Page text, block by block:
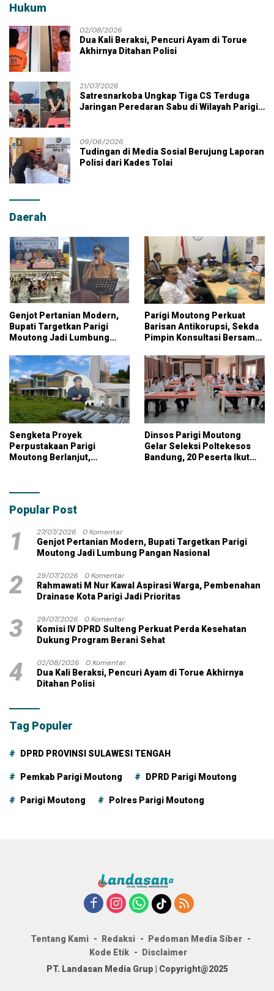
Hukum
02/08/2026
Dua Kali Beraksi, Pencuri Ayam di Torue
Akhirnya Ditahan Polisi
21/07/2026
Satresnarkoba Ungkap Tiga CS Terduga
Jaringan Peredaran Sabu di Wilayah Parigi
09/06/2026
Tudingan di Media Sosial Berujung Laporan
Polisi dari Kades Tolai
Daerah
Genjot Pertanian Modern,
Bupati Targetkan Parigi
Moutong Jadi Lumbung
Parigi Moutong Perkuat
Barisan Antikorupsi, Sekda
Pimpin Konsultasi Bersama
Sengketa Proyek
Perpustakaan Parigi
Moutong Berlanjut,
dengan Dana Pribadi
Dinsos Parigi Moutong
Gelar Seleksi Poltekesos
Bandung, 20 Peserta Ikut
Popular Post
1 27/07/2026
0 Komentar
Genjot Pertanian Modern, Bupati Targetkan Parigi
Moutong Jadi Lumbung Pangan Nasional
2 29/07/2026
0 Komentar
Rahmawati M Nur Kawal Aspirasi Warga, Pembenahan
Drainase Kota Parigi Jadi Prioritas
3 29/07/2026
0 Komentar
Komisi IV DPRD Sulteng Perkuat Perda Kesehatan
Dukung Program Berani Sehat
4 02/08/2026
0 Komentar
Dua Kali Beraksi, Pencuri Ayam di Torue Akhirnya
Ditahan Polisi
Tag Populer
DPRD PROVINSI SULAWESI TENGAH
Pemkab Parigi Moutong DPRD Parigi Moutong
Parigi Moutong Polres Parigi Moutong
Tentang Kami Redaksi
Pedoman Media Siber
Kode Etik
Disclaimer
PT. Landasan Media Grup | Copyright@2025